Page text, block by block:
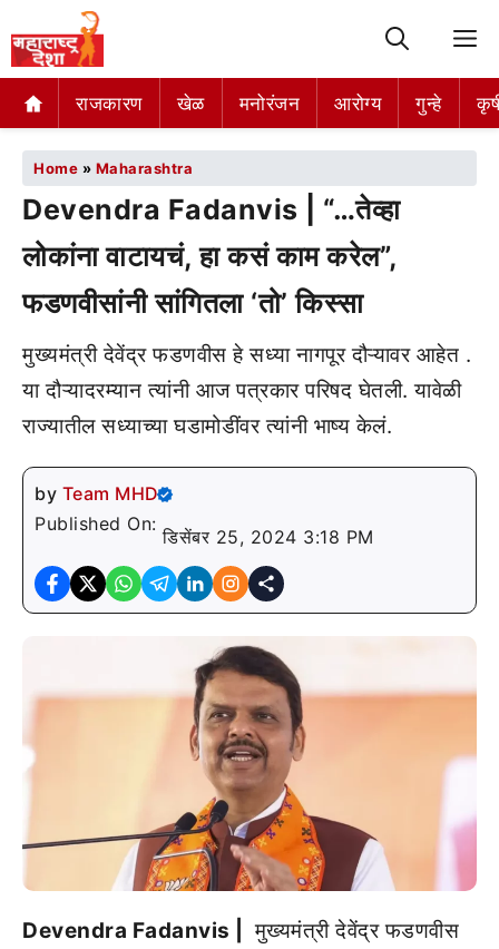
राजकारण खेळ मनोरंजन आरोग्य गुन्हे
Home » Maharashtra
Devendra Fadanvis | “…तेव्हा
लोकांना वाटायचं, हा कसं काम करेल”,
फडणवीसांनी सांगितला ‘तो’ किस्सा
मुख्यमंत्री देवेंद्र फडणवीस हे सध्या नागपूर दौऱ्यावर आहेत .
या दौऱ्यादरम्यान त्यांनी आज पत्रकार परिषद घेतली. यावेळी
राज्यातील सध्याच्या घडामोडींवर त्यांनी भाष्य केलं.
by Team MHD
Published On:
डिसेंबर 25, 2024 3:18 PM
Devendra Fadanvis |
मुख्यमंत्री देवेंद्र फडणवीस